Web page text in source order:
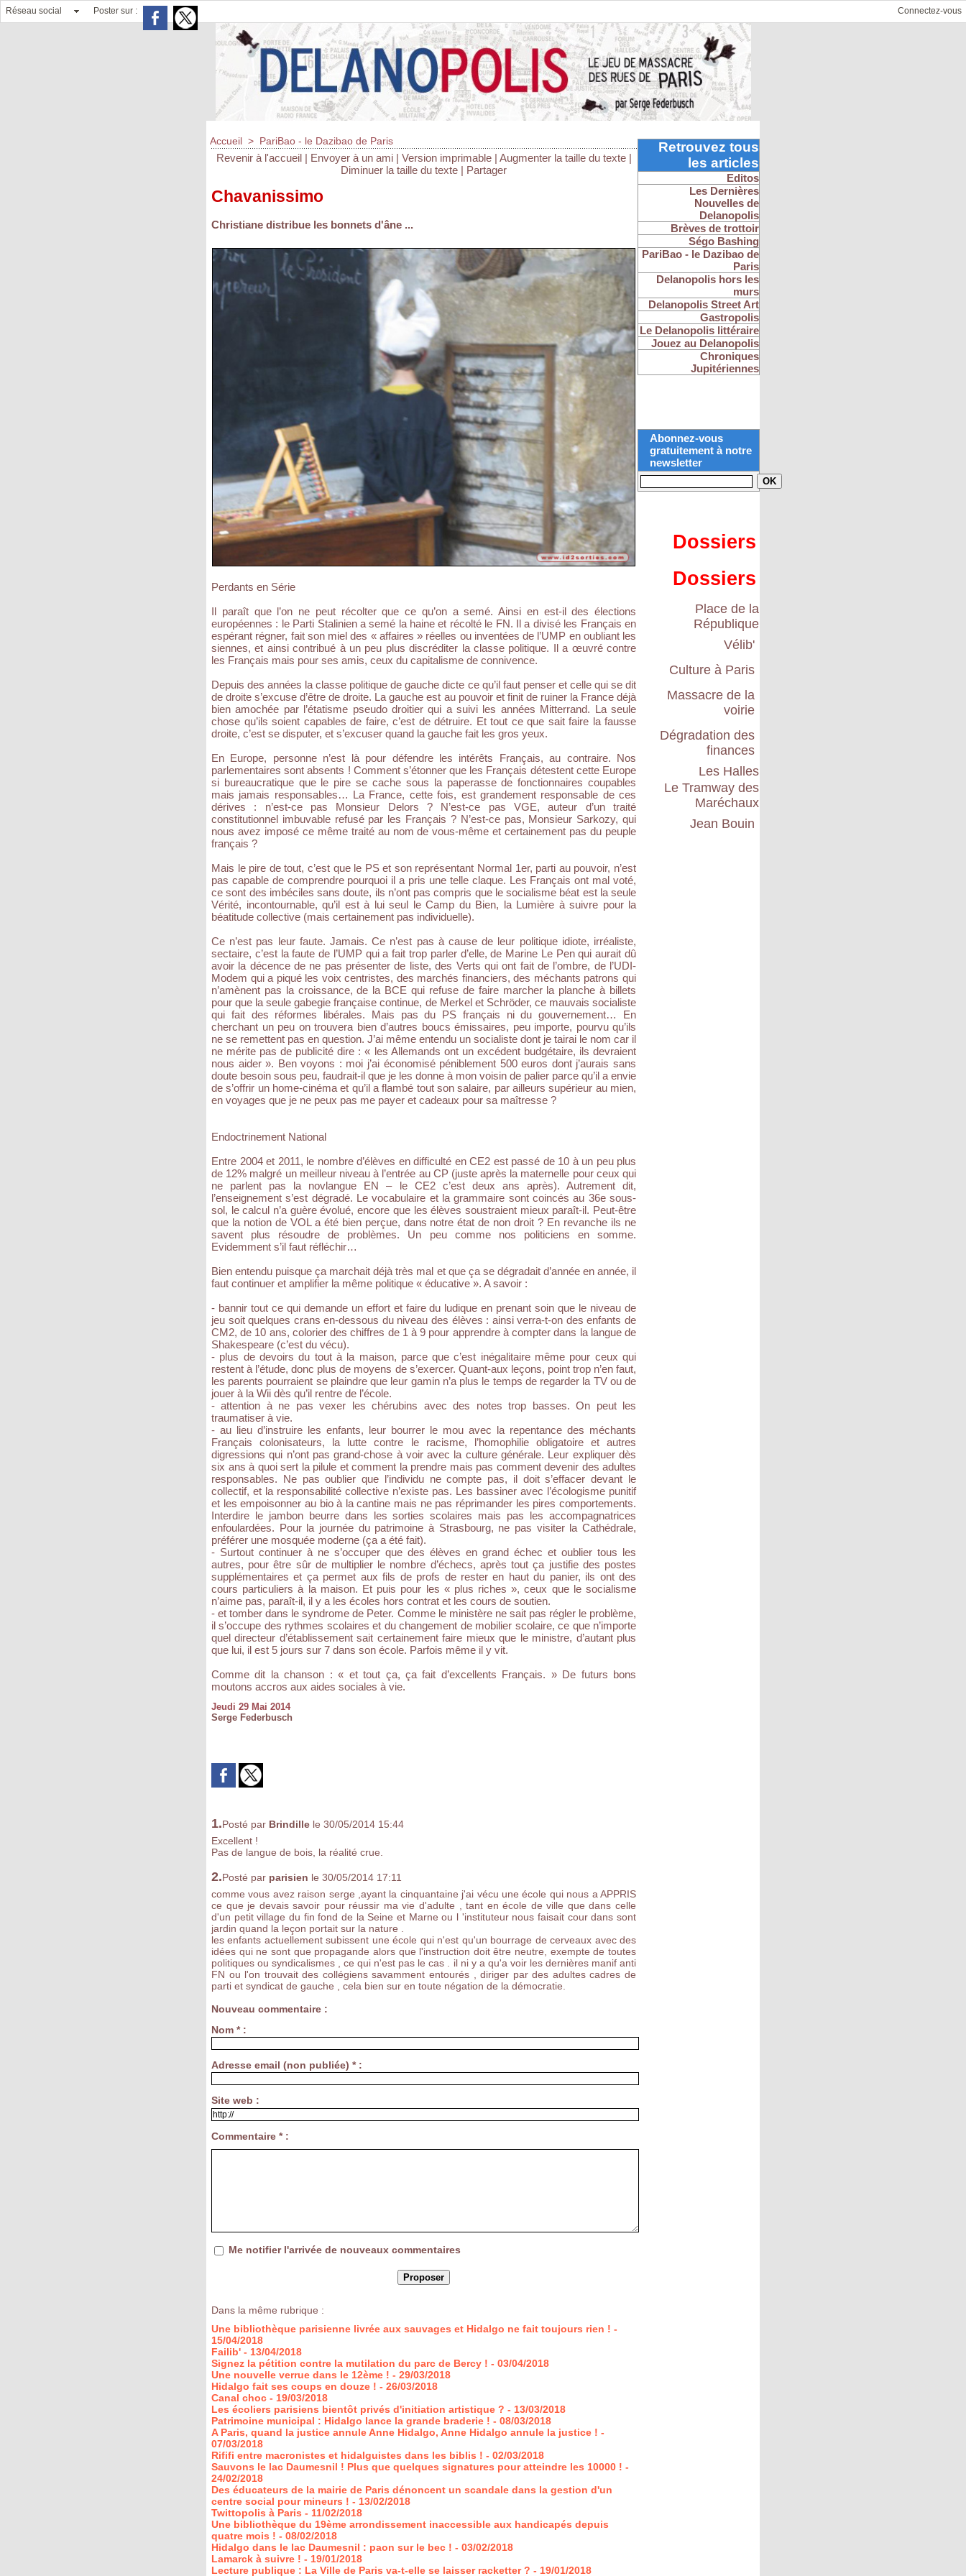
Réseau social Poster sur : Connectez-vous
Accueil > PariBao - le Dazibao de Paris
Revenir à l'accueil | Envoyer à un ami | Version imprimable | Augmenter la taille du texte |
Diminuer la taille du texte | Partager
Chavanissimo
Christiane distribue les bonnets d'âne ...
Perdants en Série
Il paraît que l’on ne peut récolter que ce qu’on a semé. Ainsi en est-il des élections
européennes : le Parti Stalinien a semé la haine et récolté le FN. Il a divisé les Français en
espérant régner, fait son miel des « affaires » réelles ou inventées de l’UMP en oubliant les
siennes, et ainsi contribué à un peu plus discréditer la classe politique. Il a œuvré contre
les Français mais pour ses amis, ceux du capitalisme de connivence.
Depuis des années la classe politique de gauche dicte ce qu’il faut penser et celle qui se dit
de droite s’excuse d’être de droite. La gauche est au pouvoir et finit de ruiner la France déjà
bien amochée par l’étatisme pseudo droitier qui a suivi les années Mitterrand. La seule
chose qu’ils soient capables de faire, c’est de détruire. Et tout ce que sait faire la fausse
droite, c’est se disputer, et s’excuser quand la gauche fait les gros yeux.
En Europe, personne n’est là pour défendre les intérêts Français, au contraire. Nos
parlementaires sont absents ! Comment s’étonner que les Français détestent cette Europe
si bureaucratique que le pire se cache sous la paperasse de fonctionnaires coupables
mais jamais responsables… La France, cette fois, est grandement responsable de ces
dérives : n’est-ce pas Monsieur Delors ? N’est-ce pas VGE, auteur d’un traité
constitutionnel imbuvable refusé par les Français ? N’est-ce pas, Monsieur Sarkozy, qui
nous avez imposé ce même traité au nom de vous-même et certainement pas du peuple
français ?
Mais le pire de tout, c’est que le PS et son représentant Normal 1er, parti au pouvoir, n’est
pas capable de comprendre pourquoi il a pris une telle claque. Les Français ont mal voté,
ce sont des imbéciles sans doute, ils n’ont pas compris que le socialisme béat est la seule
Vérité, incontournable, qu’il est à lui seul le Camp du Bien, la Lumière à suivre pour la
béatitude collective (mais certainement pas individuelle).
Ce n’est pas leur faute. Jamais. Ce n’est pas à cause de leur politique idiote, irréaliste,
sectaire, c’est la faute de l’UMP qui a fait trop parler d’elle, de Marine Le Pen qui aurait dû
avoir la décence de ne pas présenter de liste, des Verts qui ont fait de l’ombre, de l’UDI-
Modem qui a piqué les voix centristes, des marchés financiers, des méchants patrons qui
n’amènent pas la croissance, de la BCE qui refuse de faire marcher la planche à billets
pour que la seule gabegie française continue, de Merkel et Schröder, ce mauvais socialiste
qui fait des réformes libérales. Mais pas du PS français ni du gouvernement… En
cherchant un peu on trouvera bien d’autres boucs émissaires, peu importe, pourvu qu’ils
ne se remettent pas en question. J’ai même entendu un socialiste dont je tairai le nom car il
ne mérite pas de publicité dire : « les Allemands ont un excédent budgétaire, ils devraient
nous aider ». Ben voyons : moi j’ai économisé péniblement 500 euros dont j’aurais sans
doute besoin sous peu, faudrait-il que je les donne à mon voisin de palier parce qu’il a envie
de s’offrir un home-cinéma et qu’il a flambé tout son salaire, par ailleurs supérieur au mien,
en voyages que je ne peux pas me payer et cadeaux pour sa maîtresse ?
Endoctrinement National
Entre 2004 et 2011, le nombre d’élèves en difficulté en CE2 est passé de 10 à un peu plus
de 12% malgré un meilleur niveau à l’entrée au CP (juste après la maternelle pour ceux qui
ne parlent pas la novlangue EN – le CE2 c’est deux ans après). Autrement dit,
l’enseignement s’est dégradé. Le vocabulaire et la grammaire sont coincés au 36e sous-
sol, le calcul n’a guère évolué, encore que les élèves soustraient mieux paraît-il. Peut-être
que la notion de VOL a été bien perçue, dans notre état de non droit ? En revanche ils ne
savent plus résoudre de problèmes. Un peu comme nos politiciens en somme.
Evidemment s’il faut réfléchir…
Bien entendu puisque ça marchait déjà très mal et que ça se dégradait d’année en année, il
faut continuer et amplifier la même politique « éducative ». A savoir :
- bannir tout ce qui demande un effort et faire du ludique en prenant soin que le niveau de
jeu soit quelques crans en-dessous du niveau des élèves : ainsi verra-t-on des enfants de
CM2, de 10 ans, colorier des chiffres de 1 à 9 pour apprendre à compter dans la langue de
Shakespeare (c’est du vécu).
- plus de devoirs du tout à la maison, parce que c’est inégalitaire même pour ceux qui
restent à l’étude, donc plus de moyens de s’exercer. Quant-aux leçons, point trop n’en faut,
les parents pourraient se plaindre que leur gamin n’a plus le temps de regarder la TV ou de
jouer à la Wii dès qu’il rentre de l’école.
- attention à ne pas vexer les chérubins avec des notes trop basses. On peut les
traumatiser à vie.
- au lieu d’instruire les enfants, leur bourrer le mou avec la repentance des méchants
Français colonisateurs, la lutte contre le racisme, l’homophilie obligatoire et autres
digressions qui n’ont pas grand-chose à voir avec la culture générale. Leur expliquer dès
six ans à quoi sert la pilule et comment la prendre mais pas comment devenir des adultes
responsables. Ne pas oublier que l’individu ne compte pas, il doit s’effacer devant le
collectif, et la responsabilité collective n’existe pas. Les bassiner avec l’écologisme punitif
et les empoisonner au bio à la cantine mais ne pas réprimander les pires comportements.
Interdire le jambon beurre dans les sorties scolaires mais pas les accompagnatrices
enfoulardées. Pour la journée du patrimoine à Strasbourg, ne pas visiter la Cathédrale,
préférer une mosquée moderne (ça a été fait).
- Surtout continuer à ne s’occuper que des élèves en grand échec et oublier tous les
autres, pour être sûr de multiplier le nombre d’échecs, après tout ça justifie des postes
supplémentaires et ça permet aux fils de profs de rester en haut du panier, ils ont des
cours particuliers à la maison. Et puis pour les « plus riches », ceux que le socialisme
n’aime pas, paraît-il, il y a les écoles hors contrat et les cours de soutien.
- et tomber dans le syndrome de Peter. Comme le ministère ne sait pas régler le problème,
il s’occupe des rythmes scolaires et du changement de mobilier scolaire, ce que n’importe
quel directeur d’établissement sait certainement faire mieux que le ministre, d’autant plus
que lui, il est 5 jours sur 7 dans son école. Parfois même il y vit.
Comme dit la chanson : « et tout ça, ça fait d’excellents Français. » De futurs bons
moutons accros aux aides sociales à vie.
Jeudi 29 Mai 2014
Serge Federbusch
1.Posté par Brindille le 30/05/2014 15:44
Excellent !
Pas de langue de bois, la réalité crue.
2.Posté par parisien le 30/05/2014 17:11
comme vous avez raison serge ,ayant la cinquantaine j'ai vécu une école qui nous a APPRIS
ce que je devais savoir pour réussir ma vie d'adulte , tant en école de ville que dans celle
d'un petit village du fin fond de la Seine et Marne ou l 'instituteur nous faisait cour dans sont
jardin quand la leçon portait sur la nature .
les enfants actuellement subissent une école qui n'est qu'un bourrage de cerveaux avec des
idées qui ne sont que propagande alors que l'instruction doit être neutre, exempte de toutes
politiques ou syndicalismes , ce qui n'est pas le cas . il ni y a qu'a voir les dernières manif anti
FN ou l'on trouvait des collégiens savamment entourés , diriger par des adultes cadres de
parti et syndicat de gauche , cela bien sur en toute négation de la démocratie.
Nouveau commentaire :
Nom * :
Adresse email (non publiée) * :
Site web :
Commentaire * :
Me notifier l'arrivée de nouveaux commentaires
Dans la même rubrique :
Une bibliothèque parisienne livrée aux sauvages et Hidalgo ne fait toujours rien ! -
15/04/2018
Failib' - 13/04/2018
Signez la pétition contre la mutilation du parc de Bercy ! - 03/04/2018
Une nouvelle verrue dans le 12ème ! - 29/03/2018
Hidalgo fait ses coups en douze ! - 26/03/2018
Canal choc - 19/03/2018
Les écoliers parisiens bientôt privés d'initiation artistique ? - 13/03/2018
Patrimoine municipal : Hidalgo lance la grande braderie ! - 08/03/2018
A Paris, quand la justice annule Anne Hidalgo, Anne Hidalgo annule la justice ! -
07/03/2018
Rififi entre macronistes et hidalguistes dans les biblis ! - 02/03/2018
Sauvons le lac Daumesnil ! Plus que quelques signatures pour atteindre les 10000 ! -
24/02/2018
Des éducateurs de la mairie de Paris dénoncent un scandale dans la gestion d'un
centre social pour mineurs ! - 13/02/2018
Twittopolis à Paris - 11/02/2018
Une bibliothèque du 19ème arrondissement inaccessible aux handicapés depuis
quatre mois ! - 08/02/2018
Hidalgo dans le lac Daumesnil : paon sur le bec ! - 03/02/2018
Lamarck à suivre ! - 19/01/2018
Lecture publique : La Ville de Paris va-t-elle se laisser racketter ? - 19/01/2018
Retrouvez tous
les articles
Editos
Les Dernières
Nouvelles de
Delanopolis
Brèves de trottoir
Ségo Bashing
PariBao - le Dazibao de
Paris
Delanopolis hors les
murs
Delanopolis Street Art
Gastropolis
Le Delanopolis littéraire
Jouez au Delanopolis
Chroniques
Jupitériennes
Abonnez-vous
gratuitement à notre
newsletter
Dossiers
Dossiers
Place de la
République
Vélib'
Culture à Paris
Massacre de la
voirie
Dégradation des
finances
Les Halles
Le Tramway des
Maréchaux
Jean Bouin